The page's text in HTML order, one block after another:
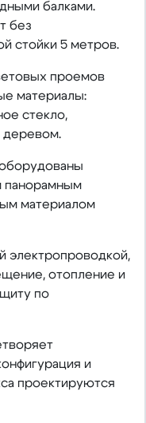
балками.
без
стойки 5 метров.
проемов
материалы:
стекло,
деревом.
панорамным
материалом
электропроводкой,
отопление и
по
и
проектируются